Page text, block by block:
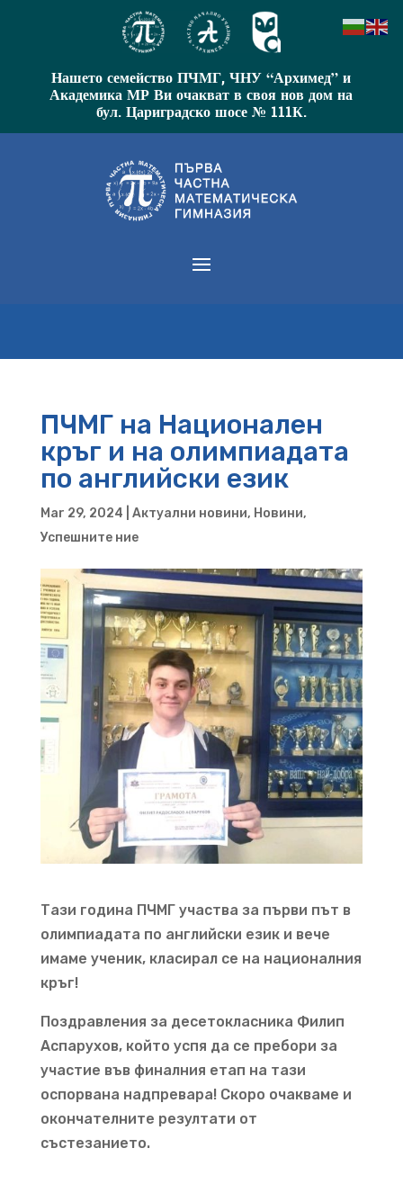
Нашето семейство ПЧМГ, ЧНУ “Архимед” и
Академика МР Ви очакват в своя нов дом на
бул. Цариградско шосе № 111К.
ПЧМГ на Национален
кръг и на олимпиадата
по английски език
Mar 29, 2024 Актуални новини, Новини,
Успешните ние
Тази година ПЧМГ участва за първи път в
олимпиадата по английски език и вече
имаме ученик, класирал се на националния
кръг!
Поздравления за десетокласника Филип
Аспарухов, който успя да се пребори за
участие във финалния етап на тази
оспорвана надпревара! Скоро очакваме и
окончателните резултати от
състезанието.